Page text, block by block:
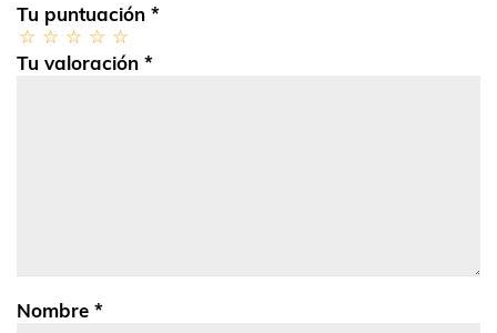
Tu puntuación *
Tu valoración *
Nombre *